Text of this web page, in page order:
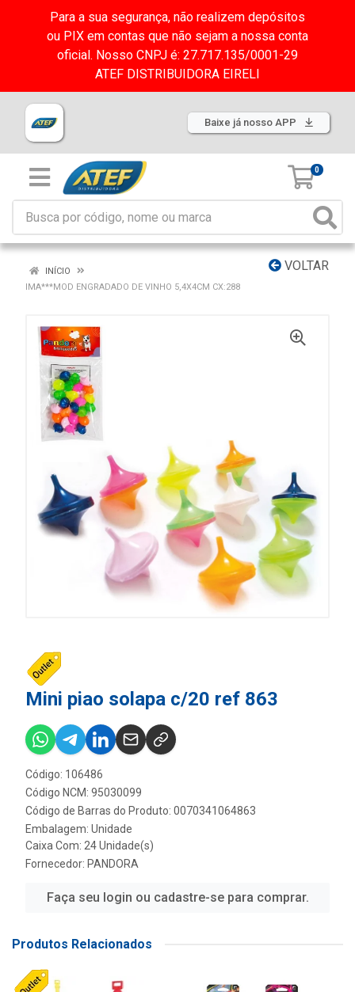
Para a sua segurança, não realizem depósitos
ou PIX em contas que não sejam a nossa conta
oficial. Nosso CNPJ é: 27.717.135/0001-29
ATEF DISTRIBUIDORA EIRELI
Baixe já nosso APP
0
VOLTAR
INÍCIO
IMA***MOD ENGRADADO DE VINHO 5,4X4CM CX:288
Mini piao solapa c/20 ref 863
Código: 106486
Código NCM: 95030099
Código de Barras do Produto: 0070341064863
Embalagem: Unidade
Caixa Com: 24 Unidade(s)
Fornecedor: PANDORA
Faça seu login ou cadastre-se para comprar.
Produtos Relacionados